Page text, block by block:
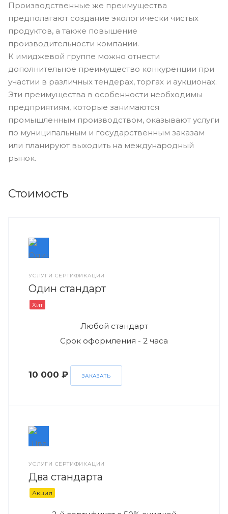
Производственные же преимущества
предполагают создание экологически чистых
продуктов, а также повышение
производительности компании.
К имиджевой группе можно отнести
дополнительное преимущество конкуренции при
участии в различных тендерах, торгах и аукционах.
Эти преимущества в особенности необходимы
предприятиям, которые занимаются
промышленным производством, оказывают услуги
по муниципальным и государственным заказам
или планируют выходить на международный
рынок.
Стоимость
УСЛУГИ СЕРТИФИКАЦИИ
Один стандарт
Хит
Любой стандарт
Срок оформления - 2 часа
10 000 ₽ ЗАКАЗАТЬ
УСЛУГИ СЕРТИФИКАЦИИ
Два стандарта
Акция